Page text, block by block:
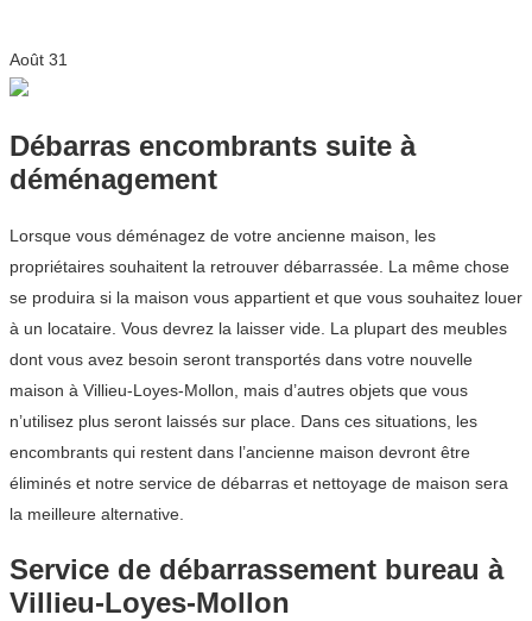
Août 31
Débarras encombrants suite à
déménagement
Lorsque vous déménagez de votre ancienne maison, les
propriétaires souhaitent la retrouver débarrassée. La même chose
se produira si la maison vous appartient et que vous souhaitez louer
à un locataire. Vous devrez la laisser vide. La plupart des meubles
dont vous avez besoin seront transportés dans votre nouvelle
maison à Villieu-Loyes-Mollon, mais d’autres objets que vous
n’utilisez plus seront laissés sur place. Dans ces situations, les
encombrants qui restent dans l’ancienne maison devront être
éliminés et notre service de débarras et nettoyage de maison sera
la meilleure alternative.
Service de débarrassement bureau à
Villieu-Loyes-Mollon